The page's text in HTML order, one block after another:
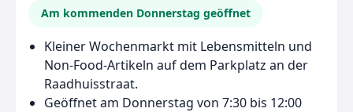
Am kommenden Donnerstag geöffnet
Kleiner Wochenmarkt mit Lebensmitteln und
Non-Food-Artikeln auf dem Parkplatz an der
Raadhuisstraat.
Geöffnet am Donnerstag von 7:30 bis 12:00